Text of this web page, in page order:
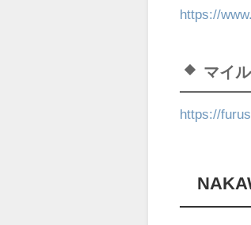
https://
マイ
https://